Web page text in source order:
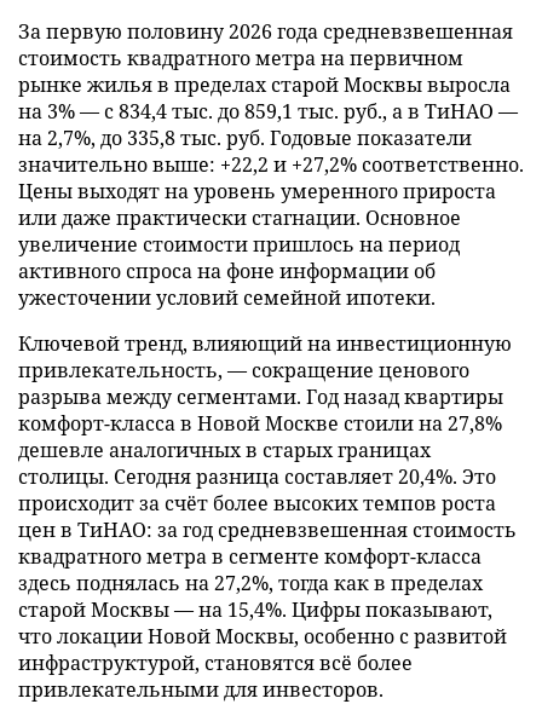
За первую половину 2026 года средневзвешенная
стоимость квадратного метра на первичном
рынке жилья в пределах старой Москвы выросла
на 3% — с 834,4 тыс. до 859,1 тыс. руб., а в ТиНАО —
на 2,7%, до 335,8 тыс. руб. Годовые показатели
значительно выше: +22,2 и +27,2% соответственно.
Цены выходят на уровень умеренного прироста
или даже практически стагнации. Основное
увеличение стоимости пришлось на период
активного спроса на фоне информации об
ужесточении условий семейной ипотеки.
Ключевой тренд, влияющий на инвестиционную
привлекательность, — сокращение ценового
разрыва между сегментами. Год назад квартиры
комфорт-класса в Новой Москве стоили на 27,8%
дешевле аналогичных в старых границах
столицы. Сегодня разница составляет 20,4%. Это
происходит за счёт более высоких темпов роста
цен в ТиНАО: за год средневзвешенная стоимость
квадратного метра в сегменте комфорт-класса
здесь поднялась на 27,2%, тогда как в пределах
старой Москвы — на 15,4%. Цифры показывают,
что локации Новой Москвы, особенно с развитой
инфраструктурой, становятся всё более
привлекательными для инвесторов.